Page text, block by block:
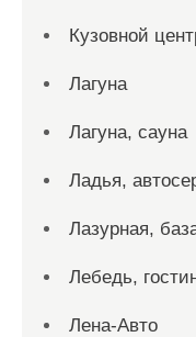
Кузовной
Лагуна
Лагуна, сауна
Ладья,
Лазурная,
Лебедь,
Лена-Авто